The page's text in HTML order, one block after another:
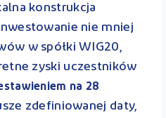
konstrukcja
nie mniej
w spółki WIG20,
zyski uczestników
na 28
zdefiniowanej daty,